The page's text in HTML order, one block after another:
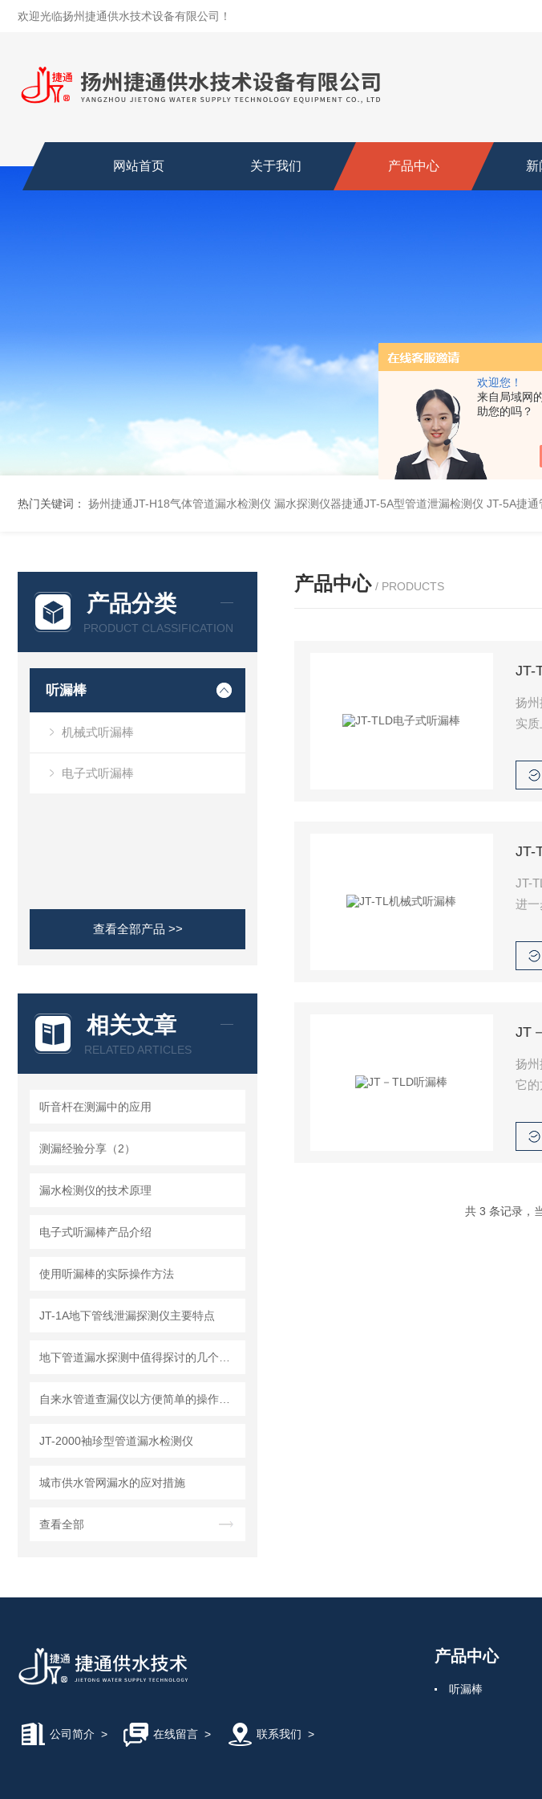
欢迎您！
来自局域网
助您的吗？
欢迎光临扬州捷通供水技术设备有限公司！
网站首页 关于我们 产品中心 新
热门关键词： 扬州捷通JT-H18气体管道漏水检测仪 漏水探测仪器捷通JT-5A型管道泄漏检测仪 JT-5A捷通
产品分类
PRODUCT CLASSIFICATION
听漏棒
机械式听漏棒
电子式听漏棒
查看全部产品 >>
相关文章
RELATED ARTICLES
听音杆在测漏中的应用
测漏经验分享（2）
漏水检测仪的技术原理
电子式听漏棒产品介绍
使用听漏棒的实际操作方法
JT-1A地下管线泄漏探测仪主要特点
JT-2000袖珍型管道漏水检测仪
城市供水管网漏水的应对措施
查看全部
产品中心 / PRODUCTS
JT-
扬
实
JT-
JT-
进一
JT
扬州
它的
共 3 条记录，
公司简介 > 在线留言> 联系我们 >
产品中心
听漏棒